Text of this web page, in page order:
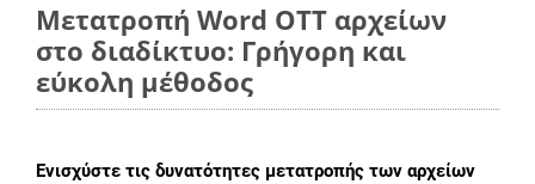
Μετατροπή Word OTT αρχείων
στο διαδίκτυο: Γρήγορη και
εύκολη μέθοδος
Ενισχύστε τις δυνατότητες μετατροπής των αρχείων